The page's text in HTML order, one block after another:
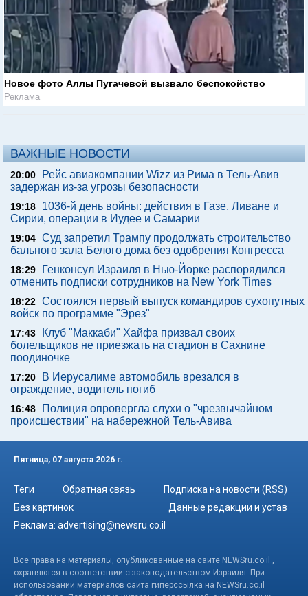
Новое фото Аллы Пугачевой вызвало беспокойство
Реклама
ВАЖНЫЕ НОВОСТИ
20:00
Рейс авиакомпании Wizz из Рима в Тель-Авив
задержан из-за угрозы безопасности
19:18
1036-й день войны: действия в Газе, Ливане и
Сирии, операции в Иудее и Самарии
19:04 Суд запретил Трампу продолжать строительство
бального зала Белого дома без одобрения Конгресса
18:29
Генконсул Израиля в Нью-Йорке распорядился
отменить подписки сотрудников на New York Times
18:22 Состоялся первый выпуск командиров сухопутных
войск по программе "Эрез"
17:43
Клуб "Маккаби" Хайфа призвал своих
болельщиков не приезжать на стадион в Сахнине
поодиночке
17:20
В Иерусалиме автомобиль врезался в
ограждение, водитель погиб
16:48
Полиция опровергла слухи о "чрезвычайном
происшествии" на набережной Тель-Авива
Пятница, 07 августа 2026 г.
Теги Обратная связь
Подписка на новости (RSS)
Без картинок
Данные редакции и устав
Реклама: advertising@newsru.co.il
Все права на материалы, опубликованные на сайте NEWSru.co.il ,
охраняются в соответствии с законодательством Израиля. При
использовании материалов сайта гиперссылка на NEWSru.co.il